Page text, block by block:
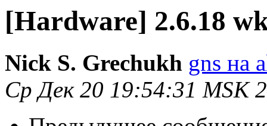
[Hardware] 2.6.18
Nick S. Grechukh gns на
Ср Дек 20 19:54:31 MSK